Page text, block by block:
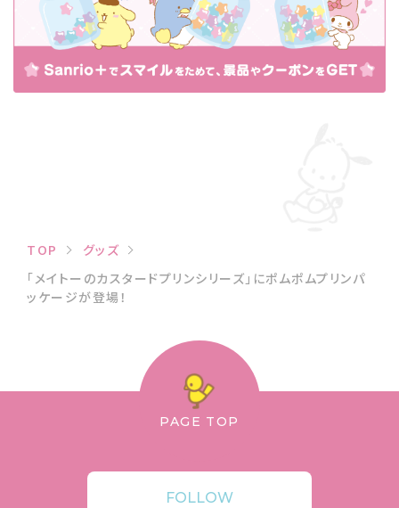
TOP
グッズ
「メイトーのカスタードプリンシリーズ」にポムポムプリンパ
ッケージが登場！
PAGE TOP
FOLLOW